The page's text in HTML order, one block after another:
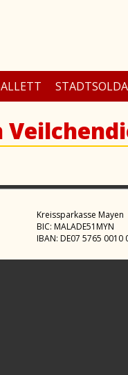
Kreissparkasse Mayen
BIC: MALADE51MYN
IBAN: DE07 5765 0010